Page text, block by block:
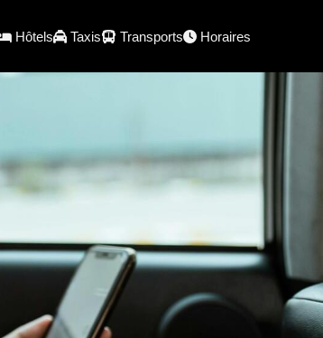
Hôtels Taxis Transports Horaires